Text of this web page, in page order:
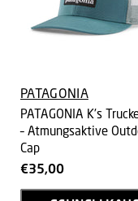
PATAGONIA
PATAGONIA K's
– Atmungsaktive
Cap
€35,00